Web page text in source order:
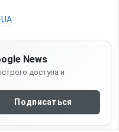
News
доступа и
Подписаться